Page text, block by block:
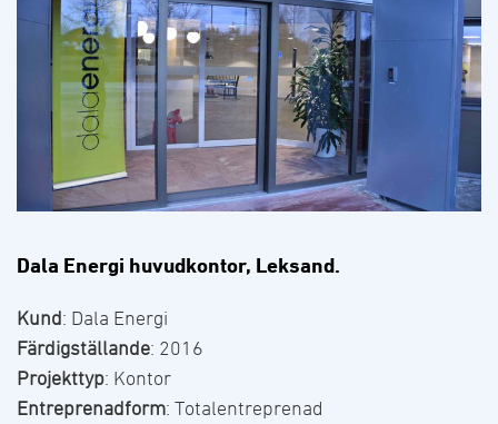
Dala Energi huvudkontor, Leksand.
Kund: Dala Energi
Färdigställande: 2016
Projekttyp: Kontor
Entreprenadform: Totalentreprenad